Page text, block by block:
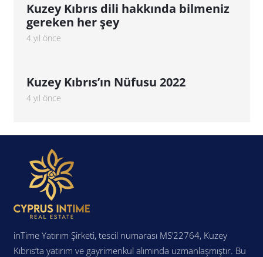
Kuzey Kıbrıs dili hakkında bilmeniz
gereken her şey
4 yıl önce
Kuzey Kıbrıs’ın Nüfusu 2022
4 yıl önce
inTime Yatırım Şirketi, tescil numarası MS’22764, Kuzey
Kıbrıs’ta yatırım ve gayrimenkul alımında uzmanlaşmıştır. Bu